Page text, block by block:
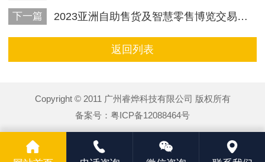
下一篇 2023亚洲自助售货及智慧零售博览交易会广州5月开幕举办！
返回列表
Copyright © 2011 广州睿烨科技有限公司 版权所有
备案号： 粤ICP备12088464号